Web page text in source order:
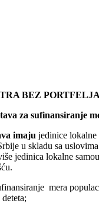
BEZ
za sufinansiranje
imaju jedinice lokalne
u skladu sa
jedinica lokalne
mera